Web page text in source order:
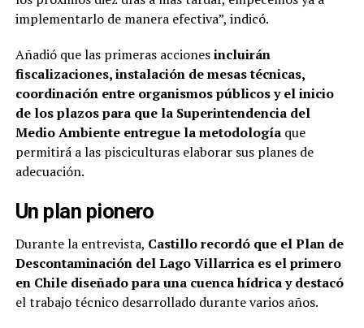
implementarlo de manera efectiva”, indicó.
Añadió que las primeras accionesincluirán
fiscalizaciones, instalación de mesas técnicas,
coordinación entre organismos públicos y el inicio
de los plazos para que la Superintendencia del
Medio Ambiente entregue la metodología que
permitirá a las pisciculturas elaborar sus planes de
adecuación.
Un plan pionero
Durante la entrevista, Castillo recordó que el Plan de
Descontaminación del Lago Villarrica es el primero
en Chile diseñado para una cuenca hídrica y destacó
el trabajo técnico desarrollado durante varios años.